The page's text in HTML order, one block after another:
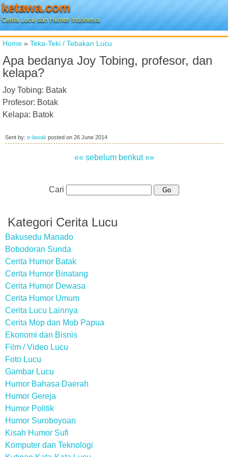
ketawa.com
Cerita Lucu dan Humor Indonesia
Home » Teka-Teki / Tebakan Lucu
Apa bedanya Joy Tobing, profesor, dan
kelapa?
Joy Tobing: Batak
Profesor: Botak
Kelapa: Batok
Sent by: e-lawak posted on 26 June 2014
«« sebelum berikut »»
Cari
Kategori Cerita Lucu
Bakusedu Manado
Bobodoran Sunda
Cerita Humor Batak
Cerita Humor Binatang
Cerita Humor Dewasa
Cerita Humor Umum
Cerita Lucu Lainnya
Cerita Mop dan Mob Papua
Ekonomi dan Bisnis
Film / Video Lucu
Foto Lucu
Gambar Lucu
Humor Bahasa Daerah
Humor Gereja
Humor Politik
Humor Suroboyoan
Kisah Humor Sufi
Komputer dan Teknologi